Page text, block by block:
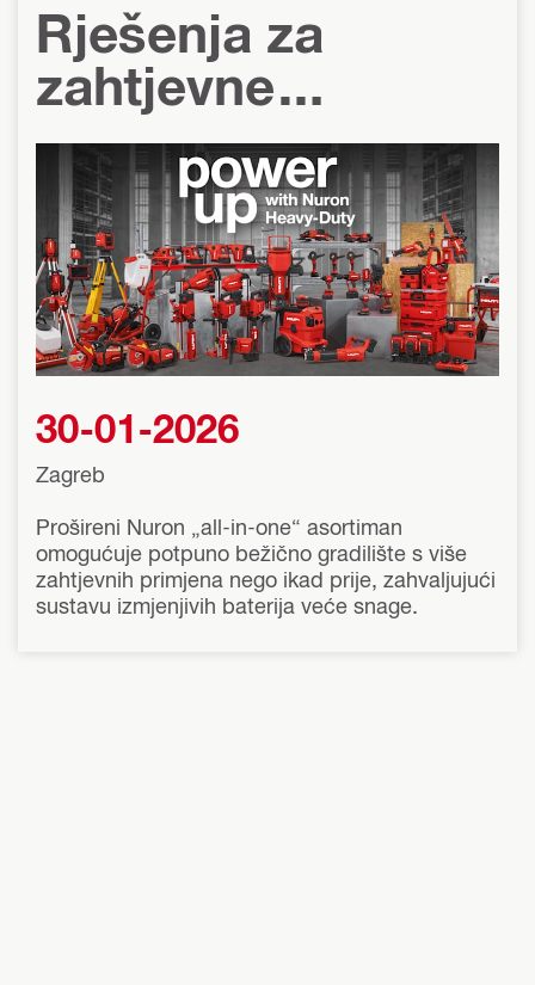
Rješenja za
zahtjevne
primjene: više od
60 akumulatorskih
alata unapređuje
platformu Nuron
30-01-2026
Zagreb
Prošireni Nuron „all-in-one“ asortiman
omogućuje potpuno bežično gradilište s više
zahtjevnih primjena nego ikad prije, zahvaljujući
sustavu izmjenjivih baterija veće snage.